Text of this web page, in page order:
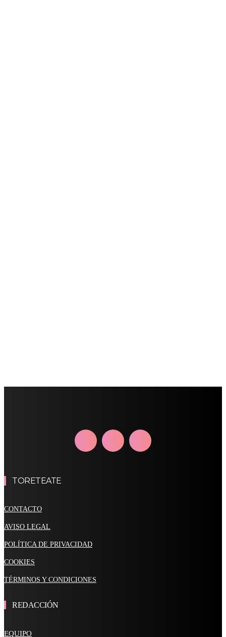
TORETEATE
CONTACTO
AVISO LEGAL
POLÍTICA DE PRIVACIDAD
COOKIES
TÉRMINOS Y CONDICIONES
REDACCIÓN
EQUIPO